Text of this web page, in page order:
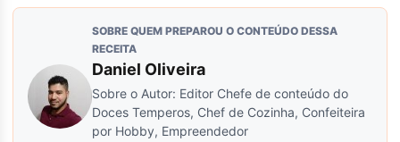
SOBRE QUEM PREPAROU O CONTEÚDO DESSA
RECEITA
Daniel Oliveira
Sobre o Autor: Editor Chefe de conteúdo do
Doces Temperos, Chef de Cozinha, Confeiteira
por Hobby, Empreendedor